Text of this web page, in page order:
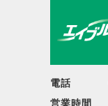
電話
営業時間